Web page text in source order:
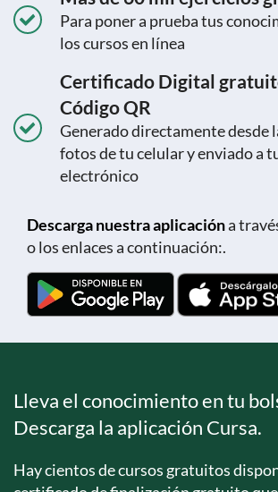
Para poner a prueba tus
los cursos en línea
Certificado Digital
Código QR
Generado directamente desde
fotos de tu celular y enviado a
electrónico
Descarga nuestra aplicacióna
o los enlaces a continuación:.
Lleva el conocimiento en tu
Descarga la aplicación Cursa.
Hay cientos de cursos gratuitos